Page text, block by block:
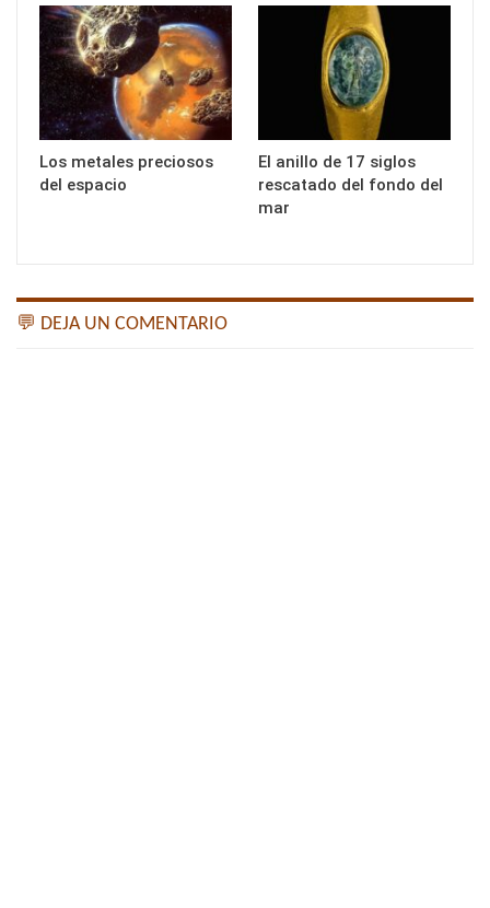
Los metales preciosos
del espacio
El anillo de 17 siglos
rescatado del fondo del
mar
💬 DEJA UN COMENTARIO